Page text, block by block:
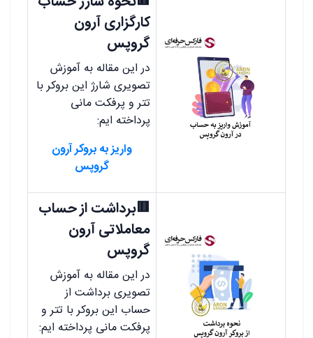
کارگزاری آرون
گروپس
در این مقاله به آموزش
تصویری شارژ این بروکر با
تتر و پرفکت مانی
پرداخته ایم:
واریز به بروکر آرون
گروپس
🟥برداشت از حساب
معاملاتی آرون
گروپس
در این مقاله به آموزش
تصویری برداشت از
حساب این بروکر با تتر و
پرفکت مانی پرداخته ایم: